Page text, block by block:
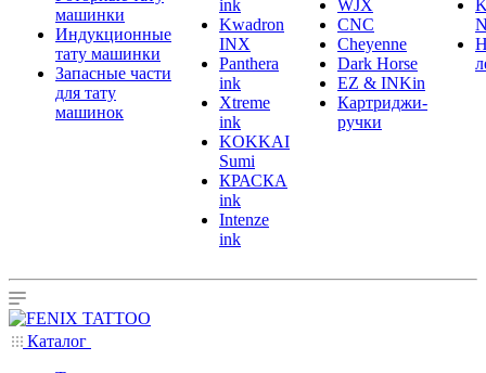
машинки
Индукционные
тату машинки
Запасные части
для тату
машинок
ink
Kwadron
INX
Panthera
ink
Xtreme
ink
KOKKAI
Sumi
КРАСКА
ink
Intenze
ink
WJX
CNC
Cheyenne
Dark Horse
EZ & INKin
Картриджи-
ручки
Каталог